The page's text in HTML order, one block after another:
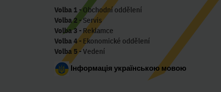
Volba 1- Obchodní oddělení
Volba 2 - Servis
Volba 3 - Reklamce
Volba 4- Ekonomické oddělení
Volba 5- Vedení
Інформація українською мовою